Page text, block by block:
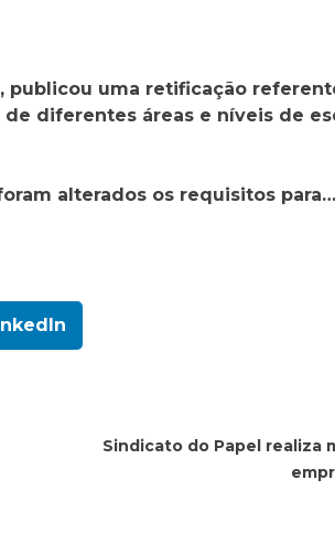
publicou uma retificação
diferentes áreas e níveis de
alterados os requisitos para…
Sindicato do Papel realiza